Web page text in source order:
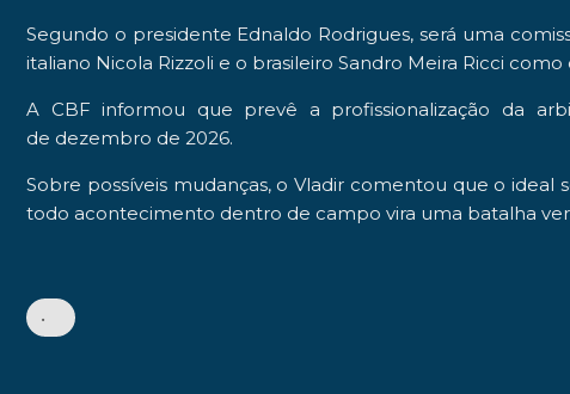
Segundo o presidente Ednaldo Rodrigues, será uma
italiano Nicola Rizzoli e o brasileiro Sandro Meira Ricci como
A CBF informou que prevê a profissionalização da
de dezembro de 2026.
Sobre possíveis mudanças, o Vladir comentou que o ideal
todo acontecimento dentro de campo vira uma batalha
•